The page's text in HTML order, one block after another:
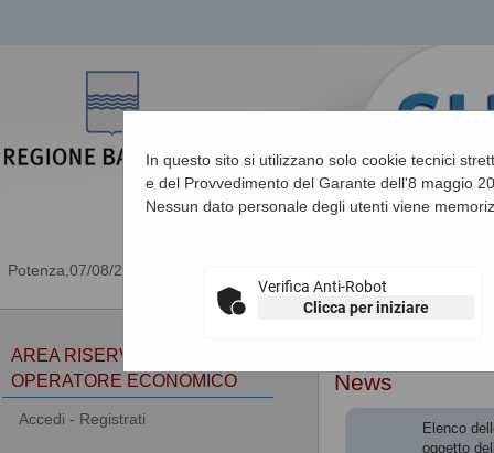
07/08/2026 19:37
Sei qui: Home»
In questo sito si utilizzano solo cookie tecnici
e del Provvedimento del Garante dell'8 maggio
Nessun dato personale degli utenti viene
Verifica Anti-Robot
Clicca per iniziare
News
Elenco
oggetto
AREA RISERVATA
OPERATORE ECONOMICO
Accedi - Registrati